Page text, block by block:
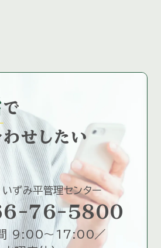
で
せしたい
ずみ平管理センター
76-5800
9:00～17:00／